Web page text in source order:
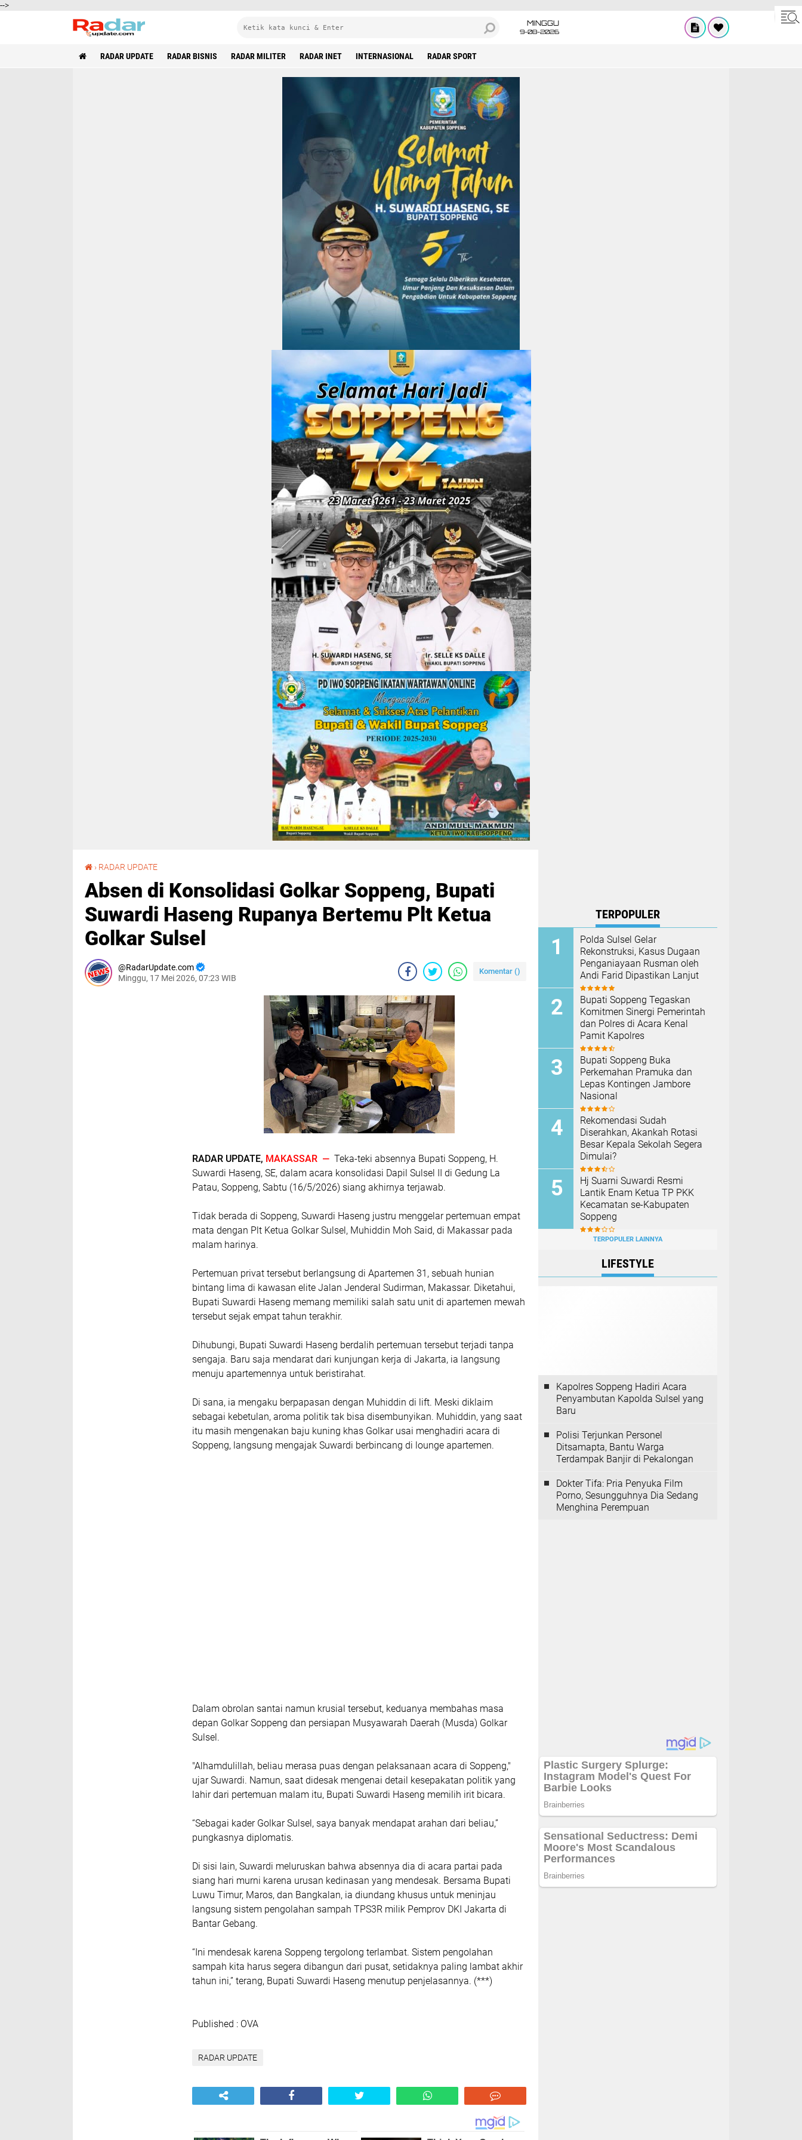
-->
MINGGU
9-08-2026
RADAR UPDATE RADAR BISNIS RADAR MILITER RADAR INET INTERNASIONAL RADAR SPORT
› RADAR UPDATE
Absen di Konsolidasi Golkar Soppeng, Bupati
Suwardi Haseng Rupanya Bertemu Plt Ketua
Golkar Sulsel
RadarUpdate.com
Minggu, 17 Mei 2026, 07:23 WIB
Komentar ()
RADAR UPDATE, MAKASSAR — Teka-teki absennya Bupati Soppeng, H.
Suwardi Haseng, SE, dalam acara konsolidasi Dapil Sulsel II di Gedung La
Patau, Soppeng, Sabtu (16/5/2026) siang akhirnya terjawab.
Tidak berada di Soppeng, Suwardi Haseng justru menggelar pertemuan empat
mata dengan Plt Ketua Golkar Sulsel, Muhiddin Moh Said, di Makassar pada
malam harinya.
Pertemuan privat tersebut berlangsung di Apartemen 31, sebuah hunian
bintang lima di kawasan elite Jalan Jenderal Sudirman, Makassar. Diketahui,
Bupati Suwardi Haseng memang memiliki salah satu unit di apartemen mewah
tersebut sejak empat tahun terakhir.
Dihubungi, Bupati Suwardi Haseng berdalih pertemuan tersebut terjadi tanpa
sengaja. Baru saja mendarat dari kunjungan kerja di Jakarta, ia langsung
menuju apartemennya untuk beristirahat.
Di sana, ia mengaku berpapasan dengan Muhiddin di lift. Meski diklaim
sebagai kebetulan, aroma politik tak bisa disembunyikan. Muhiddin, yang saat
itu masih mengenakan baju kuning khas Golkar usai menghadiri acara di
Soppeng, langsung mengajak Suwardi berbincang di lounge apartemen.
Dalam obrolan santai namun krusial tersebut, keduanya membahas masa
depan Golkar Soppeng dan persiapan Musyawarah Daerah (Musda) Golkar
Sulsel.
"Alhamdulillah, beliau merasa puas dengan pelaksanaan acara di Soppeng,"
ujar Suwardi. Namun, saat didesak mengenai detail kesepakatan politik yang
lahir dari pertemuan malam itu, Bupati Suwardi Haseng memilih irit bicara.
“Sebagai kader Golkar Sulsel, saya banyak mendapat arahan dari beliau,”
pungkasnya diplomatis.
Di sisi lain, Suwardi meluruskan bahwa absennya dia di acara partai pada
siang hari murni karena urusan kedinasan yang mendesak. Bersama Bupati
Luwu Timur, Maros, dan Bangkalan, ia diundang khusus untuk meninjau
langsung sistem pengolahan sampah TPS3R milik Pemprov DKI Jakarta di
Bantar Gebang.
“Ini mendesak karena Soppeng tergolong terlambat. Sistem pengolahan
sampah kita harus segera dibangun dari pusat, setidaknya paling lambat akhir
tahun ini,” terang, Bupati Suwardi Haseng menutup penjelasannya. (***)
Published : OVA
RADAR UPDATE
TERPOPULER
Polda Sulsel Gelar
Rekonstruksi, Kasus Dugaan
Penganiayaan Rusman oleh
Andi Farid Dipastikan Lanjut
Bupati Soppeng Tegaskan
Komitmen Sinergi Pemerintah
dan Polres di Acara Kenal
Pamit Kapolres
Bupati Soppeng Buka
Perkemahan Pramuka dan
Lepas Kontingen Jambore
Nasional
Rekomendasi Sudah
Diserahkan, Akankah Rotasi
Besar Kepala Sekolah Segera
Dimulai?
Hj Suarni Suwardi Resmi
Lantik Enam Ketua TP PKK
Kecamatan se-Kabupaten
Soppeng
TERPOPULER LAINNYA
LIFESTYLE
Kapolres Soppeng Hadiri Acara
Penyambutan Kapolda Sulsel yang
Baru
Polisi Terjunkan Personel
Ditsamapta, Bantu Warga
Terdampak Banjir di Pekalongan
Dokter Tifa: Pria Penyuka Film
Porno, Sesungguhnya Dia Sedang
Menghina Perempuan